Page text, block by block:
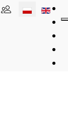
Wybierz swój